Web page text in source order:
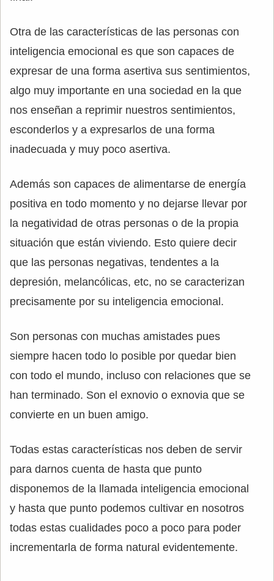
Otra de las características de las personas con
inteligencia emocional es que son capaces de
expresar de una forma asertiva sus sentimientos,
algo muy importante en una sociedad en la que
nos enseñan a reprimir nuestros sentimientos,
esconderlos y a expresarlos de una forma
inadecuada y muy poco asertiva.
Además son capaces de alimentarse de energía
positiva en todo momento y no dejarse llevar por
la negatividad de otras personas o de la propia
situación que están viviendo. Esto quiere decir
que las personas negativas, tendentes a la
depresión, melancólicas, etc, no se caracterizan
precisamente por su inteligencia emocional.
Son personas con muchas amistades pues
siempre hacen todo lo posible por quedar bien
con todo el mundo, incluso con relaciones que se
han terminado. Son el exnovio o exnovia que se
convierte en un buen amigo.
Todas estas características nos deben de servir
para darnos cuenta de hasta que punto
disponemos de la llamada inteligencia emocional
y hasta que punto podemos cultivar en nosotros
todas estas cualidades poco a poco para poder
incrementarla de forma natural evidentemente.